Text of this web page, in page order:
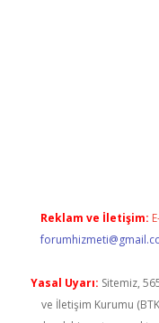
Reklam ve İletişim:
Yasal Uyarı: Sitemiz,
ve İletişim Kurumu